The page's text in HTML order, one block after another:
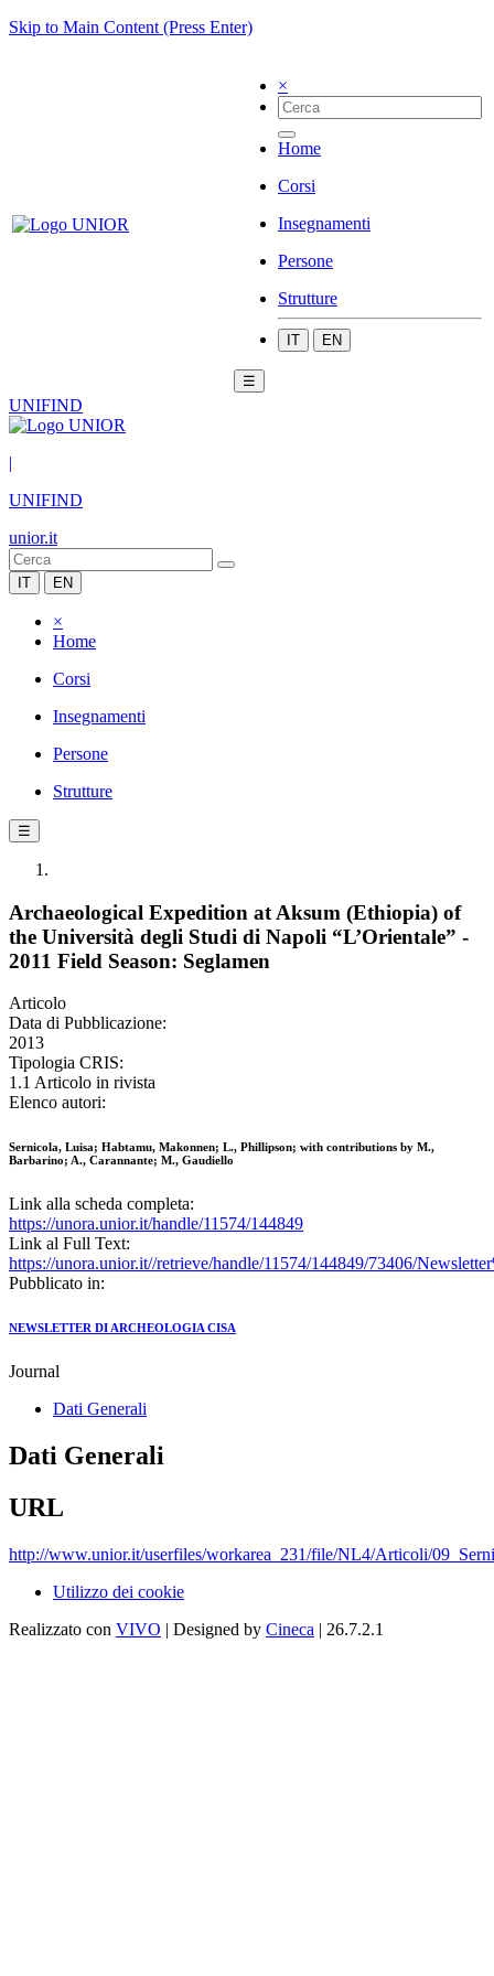
Skip to Main Content (Press Enter)
×
Home
Corsi
Insegnamenti
Persone
Strutture
IT EN
☰
UNIFIND
|
UNIFIND
unior.it
IT EN
×
Home
Corsi
Insegnamenti
Persone
Strutture
☰
Archaeological Expedition at Aksum (Ethiopia) of
the Università degli Studi di Napoli “L’Orientale” -
2011 Field Season: Seglamen
Articolo
Data di Pubblicazione:
2013
Tipologia CRIS:
1.1 Articolo in rivista
Elenco autori:
Sernicola, Luisa; Habtamu, Makonnen; L., Phillipson; with contributions by M.,
Barbarino; A., Carannante; M., Gaudiello
Link alla scheda completa:
https://unora.unior.it/handle/11574/144849
Link al Full Text:
https://unora.unior.it//retrieve/handle/11574/144849/73406/
Pubblicato in:
NEWSLETTER DI ARCHEOLOGIA CISA
Journal
Dati Generali
Dati Generali
URL
http://www.unior.it/userfiles/workarea_231/file/NL4/Articoli/
Utilizzo dei cookie
Realizzato con VIVO | Designed by Cineca | 26.7.2.1